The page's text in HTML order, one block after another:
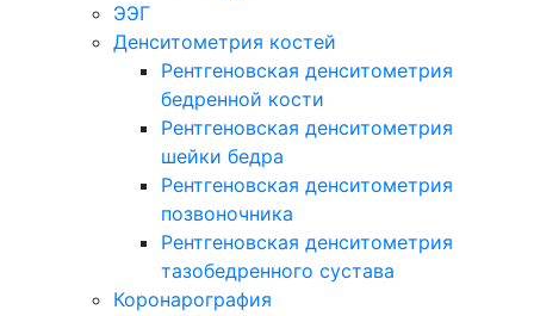
ЭЭГ
Денситометрия костей
Рентгеновская денситометрия
бедренной кости
Рентгеновская денситометрия
шейки бедра
Рентгеновская денситометрия
позвоночника
Рентгеновская денситометрия
тазобедренного сустава
Коронарография